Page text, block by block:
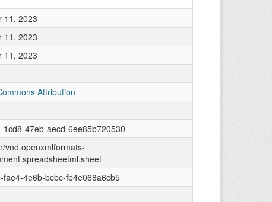
11, 2023
11, 2023
11, 2023
Attribution
1cd8-47eb-aecd-6ee85b720530
vnd.openxmlformats-
fae4-4e6b-bcbc-fb4e068a6cb5